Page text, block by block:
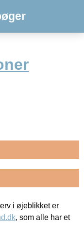
i øjeblikket er
, som alle har et